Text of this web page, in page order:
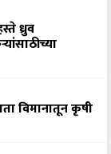
ध्रुव
विमानातून कृषी